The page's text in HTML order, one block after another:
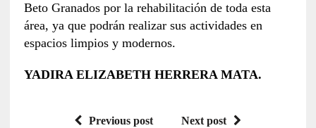
Beto Granados por la rehabilitación de toda esta
área, ya que podrán realizar sus actividades en
espacios limpios y modernos.
YADIRA ELIZABETH HERRERA MATA.
Previous post Next post